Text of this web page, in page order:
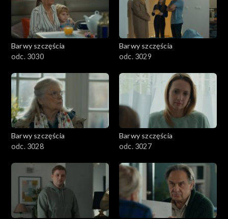
Barwy szczęścia
odc. 3030
Barwy szczęścia
odc. 3029
Barwy szczęścia
odc. 3028
Barwy szczęścia
odc. 3027